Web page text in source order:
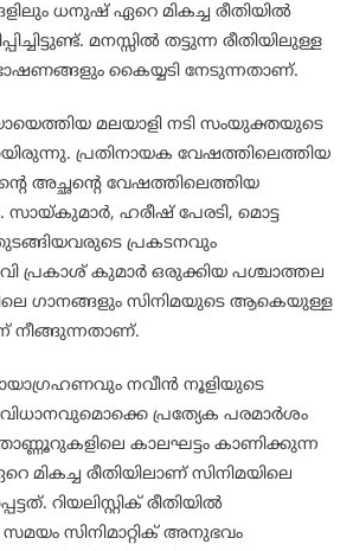
ധനുഷ് ഏറെ മികച്ച രീതിയിൽ
മനസ്സിൽ തട്ടുന്ന രീതിയിലുള്ള
കൈയ്യടി നേടുന്നതാണ്.
മലയാളി നടി സംയുക്തയുടെ
പ്രതിനായക വേഷത്തിലെത്തിയ
അച്ഛന്‍റെ വേഷത്തിലെത്തിയ
ഹരീഷ് പേരടി, മൊട്ട
പ്രകടനവും
പ്രകാശ് കുമാർ ഒരുക്കിയ പശ്ചാത്തല
ഗാനങ്ങളും സിനിമയുടെ ആകെയുള്ള
നീങ്ങുന്നതാണ്.
നവീൻ നൂളിയുടെ
പ്രത്യേക പരമാർശം
കാലഘട്ടം കാണിക്കുന്ന
മികച്ച രീതിയിലാണ് സിനിമയിലെ
റിയലിസ്റ്റിക് രീതിയിൽ
സിനിമാറ്റിക് അനുഭവം